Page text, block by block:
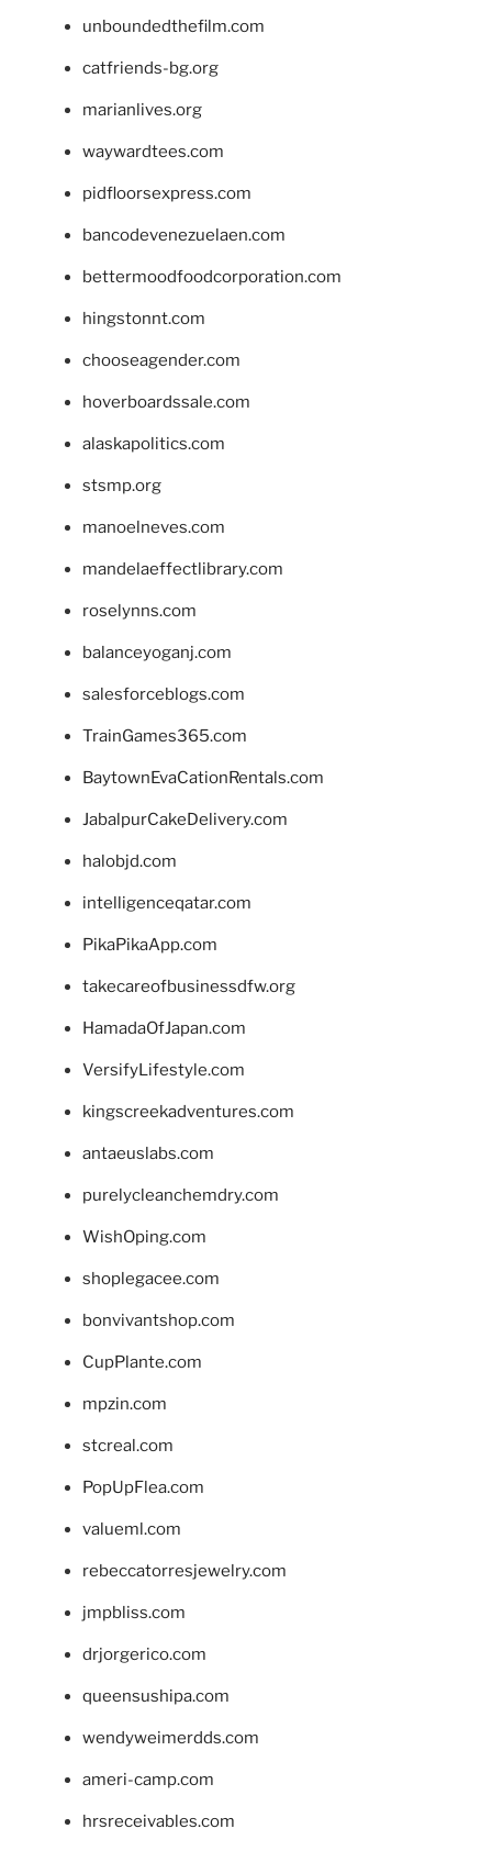
unboundedthefilm.com
catfriends-bg.org
marianlives.org
waywardtees.com
pidfloorsexpress.com
bancodevenezuelaen.com
bettermoodfoodcorporation.com
hingstonnt.com
chooseagender.com
hoverboardssale.com
alaskapolitics.com
stsmp.org
manoelneves.com
mandelaeffectlibrary.com
roselynns.com
balanceyoganj.com
salesforceblogs.com
TrainGames365.com
BaytownEvaCationRentals.com
JabalpurCakeDelivery.com
halobjd.com
intelligenceqatar.com
PikaPikaApp.com
takecareofbusinessdfw.org
HamadaOfJapan.com
VersifyLifestyle.com
kingscreekadventures.com
antaeuslabs.com
purelycleanchemdry.com
WishOping.com
shoplegacee.com
bonvivantshop.com
CupPlante.com
mpzin.com
stcreal.com
PopUpFlea.com
valueml.com
rebeccatorresjewelry.com
jmpbliss.com
drjorgerico.com
queensushipa.com
wendyweimerdds.com
ameri-camp.com
hrsreceivables.com